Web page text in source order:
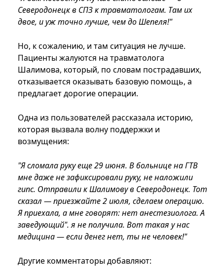
Северодонецк в СПЗ к травматологам. Там их
двое, и уж точно лучше, чем до Шепеля!"
Но, к сожалению, и там ситуация не лучше.
Пациенты жалуются на травматолога
Шалимова, который, по словам пострадавших,
отказывается оказывать базовую помощь, а
предлагает дорогие операции.
Одна из пользователей рассказала историю,
которая вызвала волну поддержки и
возмущения:
"Я сломала руку еще 29 июня. В больнице на ГТВ
мне даже не зафиксировали руку, не наложили
гипс. Отправили к Шалимову в Северодонецк. Тот
сказал — приезжайте 2 июля, сделаем операцию.
Я приехала, а мне говорят: нет анестезиолога. А
заведующий". я не получила. Вот такая у нас
медицина — если денег нет, ты не человек!"
Другие комментаторы добавляют: